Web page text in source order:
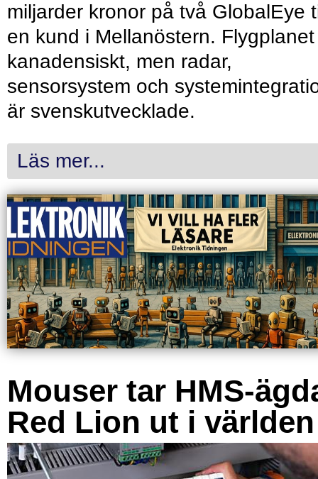
miljarder kronor på två GlobalEye
en kund i Mellanöstern.
kanadensiskt, men radar,
sensorsystem och
är svenskutvecklade.
Läs mer...
Mouser tar HMS-
Red Lion ut i världen